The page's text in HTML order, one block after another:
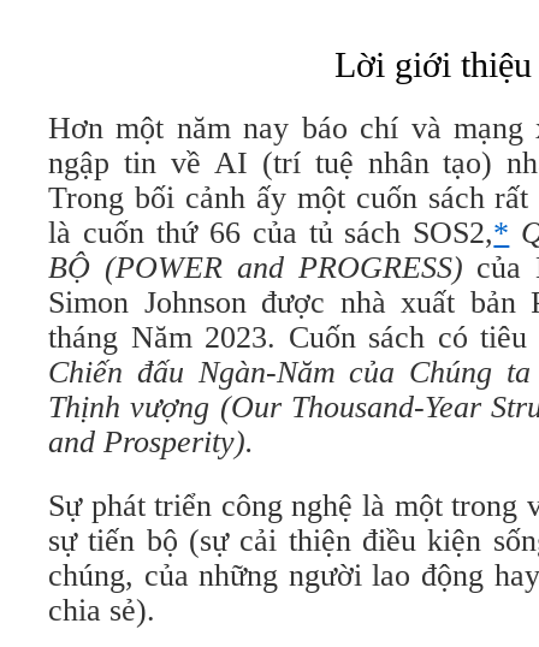
Lời giới thiệu
Hơn một năm nay báo chí và
ngập tin về AI (trí tuệ nhân tạo)
Trong bối cảnh ấy một cuốn sách
là cuốn thứ 66 của tủ sách SOS2,*
BỘ (POWER and PROGRESS) của
Simon Johnson được nhà xuất bản
tháng Năm 2023. Cuốn sách có
Chiến đấu Ngàn-Năm của Chúng
Thịnh vượng (Our Thousand-Year
and Prosperity).
Sự phát triển công nghệ là một trong
sự tiến bộ (sự cải thiện điều kiện
chúng, của những người lao động
chia sẻ).